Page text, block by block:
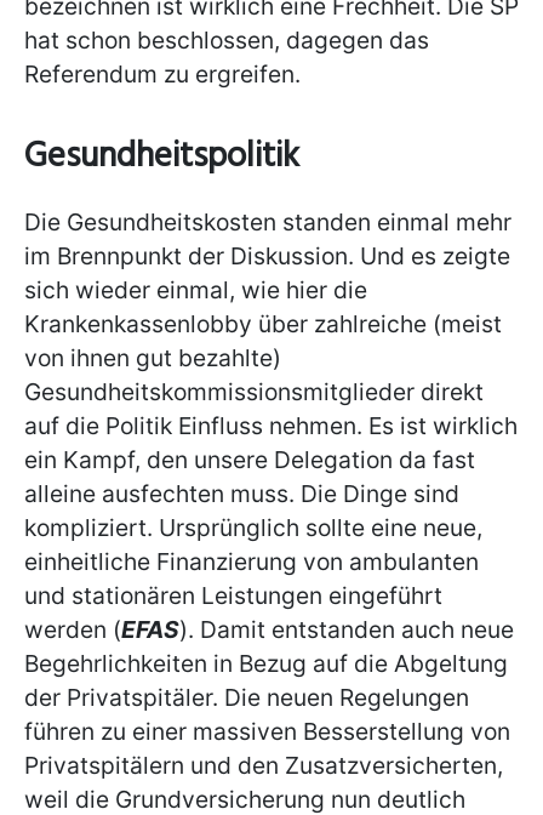
bezeichnen ist wirklich eine Frechheit. Die SP
hat schon beschlossen, dagegen das
Referendum zu ergreifen.
Gesundheitspolitik
Die Gesundheitskosten standen einmal mehr
im Brennpunkt der Diskussion. Und es zeigte
sich wieder einmal, wie hier die
Krankenkassenlobby über zahlreiche (meist
von ihnen gut bezahlte)
Gesundheitskommissionsmitglieder direkt
auf die Politik Einfluss nehmen. Es ist wirklich
ein Kampf, den unsere Delegation da fast
alleine ausfechten muss. Die Dinge sind
kompliziert. Ursprünglich sollte eine neue,
einheitliche Finanzierung von ambulanten
und stationären Leistungen eingeführt
werden (EFAS). Damit entstanden auch neue
Begehrlichkeiten in Bezug auf die Abgeltung
der Privatspitäler. Die neuen Regelungen
führen zu einer massiven Besserstellung von
Privatspitälern und den Zusatzversicherten,
weil die Grundversicherung nun deutlich